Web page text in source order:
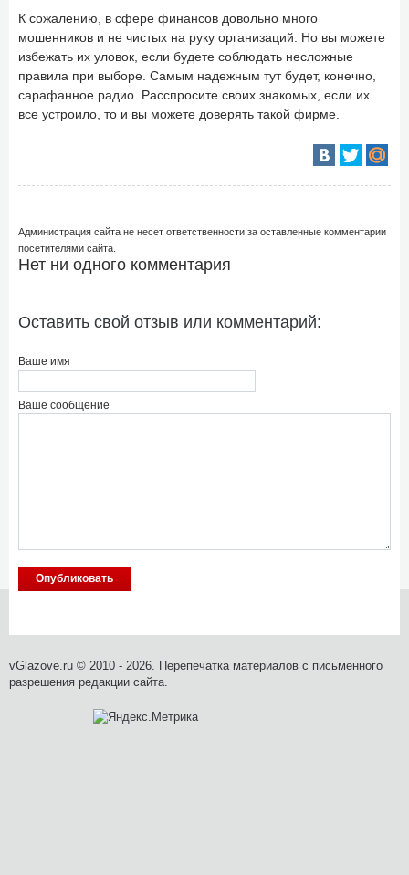
К сожалению, в сфере финансов довольно много
мошенников и не чистых на руку организаций. Но вы можете
избежать их уловок, если будете соблюдать несложные
правила при выборе. Самым надежным тут будет, конечно,
сарафанное радио. Расспросите своих знакомых, если их
все устроило, то и вы можете доверять такой фирме.
Администрация сайта не несет ответственности за оставленные комментарии
посетителями сайта.
Нет ни одного комментария
Оставить свой отзыв или комментарий:
Ваше имя
Ваше сообщение
vGlazove.ru © 2010 - 2026. Перепечатка материалов с письменного
разрешения редакции сайта.